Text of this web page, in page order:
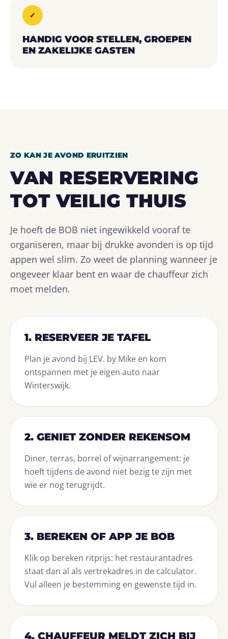
✓
HANDIG VOOR STELLEN, GROEPEN
EN ZAKELIJKE GASTEN
ZO KAN JE AVOND ERUITZIEN
VAN RESERVERING
TOT VEILIG THUIS
Je hoeft de BOB niet ingewikkeld vooraf te
organiseren, maar bij drukke avonden is op tijd
appen wel slim. Zo weet de planning wanneer je
ongeveer klaar bent en waar de chauffeur zich
moet melden.
1. RESERVEER JE TAFEL
Plan je avond bij LEV. by Mike en kom
ontspannen met je eigen auto naar
Winterswijk.
2. GENIET ZONDER REKENSOM
Diner, terras, borrel of wijnarrangement: je
hoeft tijdens de avond niet bezig te zijn met
wie er nog terugrijdt.
3. BEREKEN OF APP JE BOB
Klik op bereken ritprijs: het restaurantadres
staat dan al als vertrekadres in de calculator.
Vul alleen je bestemming en gewenste tijd in.
4. CHAUFFEUR MELDT ZICH BIJ